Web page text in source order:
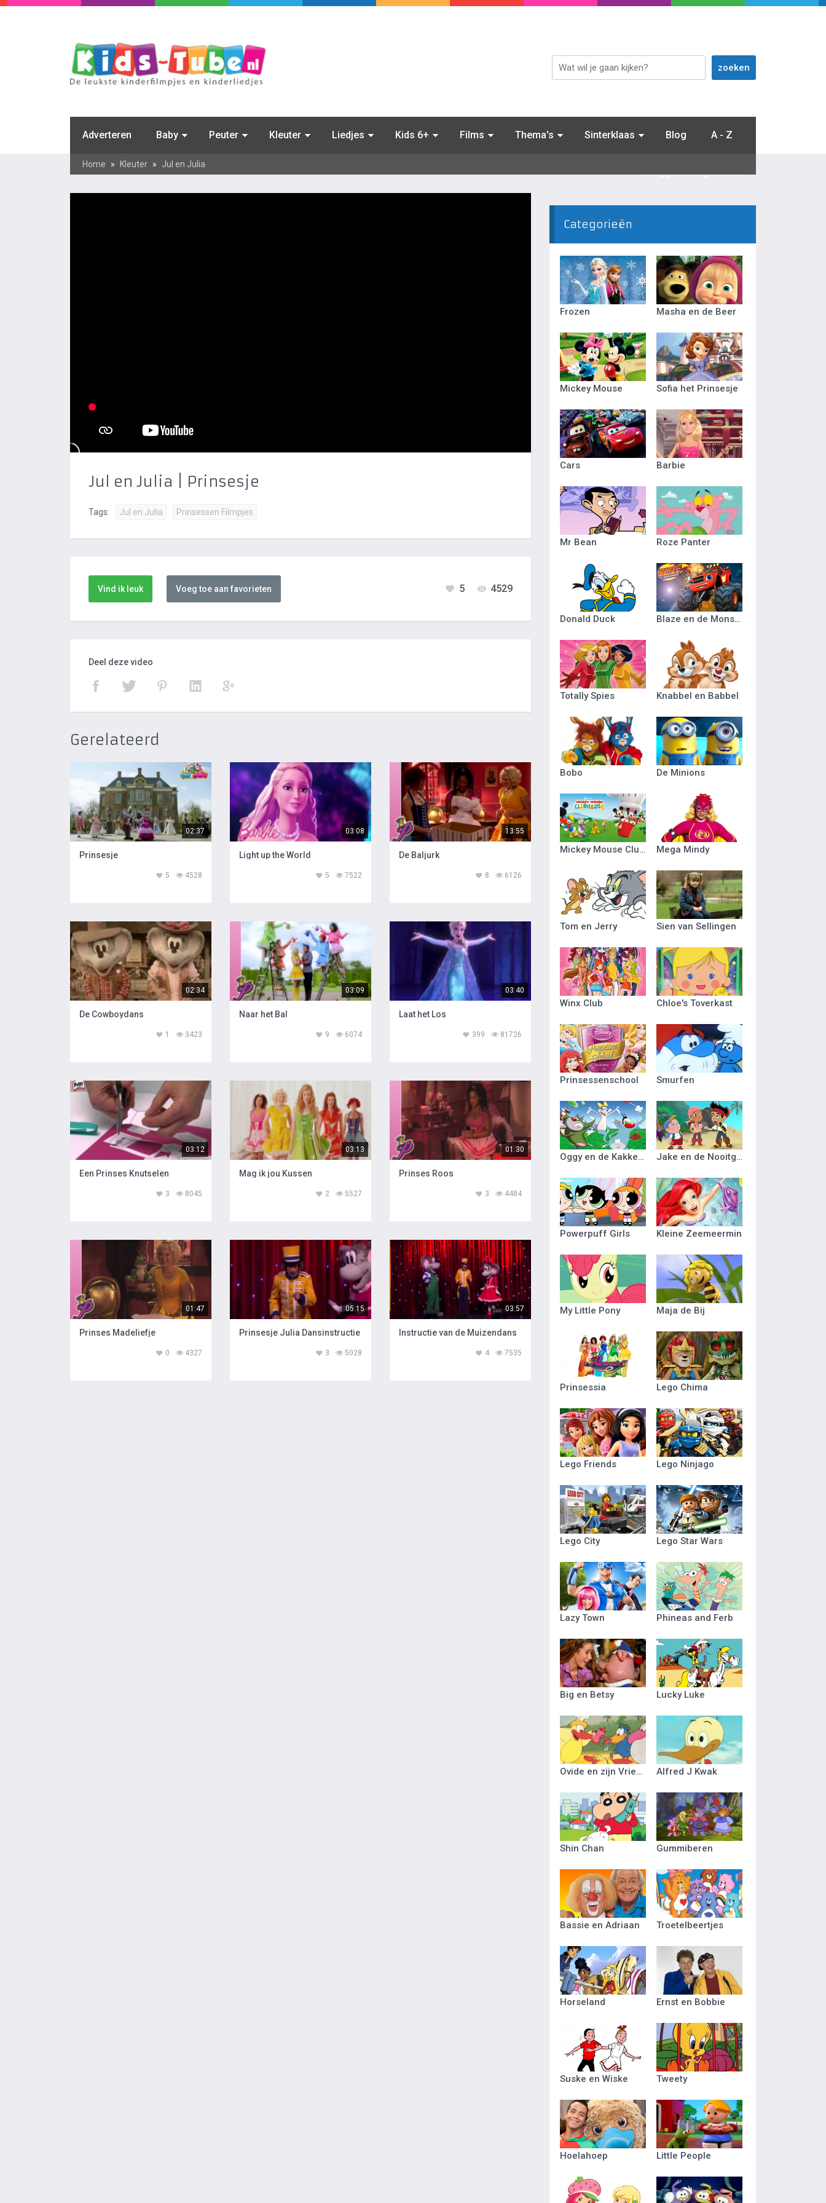
Adverteren Baby Peuter Kleuter Liedjes Kids 6+ Films Thema's Sinterklaas Blog A - Z
Inloggen / Registreren
Home » Kleuter » Jul en Julia
Jul en Julia | Prinsesje
Tags: Jul en Julia Prinsessen Filmpjes
Vind ik leuk Voeg toe aan favorieten 4529
5
Deel deze video
Gerelateerd
02:37
Prinsesje
4528
5
03:08
Light up the World
7522
5
13:55
De Baljurk
6126
8
02:34
De Cowboydans
3423
1
03:09
Naar het Bal
6074
9
03:40
Laat het Los
81726
399
03:12
Een Prinses Knutselen
8045
3
03:13
Mag ik jou Kussen
5527
2
01:30
Prinses Roos
4484
3
01:47
Prinses Madeliefje
4327
0
05:15
Prinsesje Julia Dansinstructie
5028
3
03:57
Instructie van de Muizendans
7535
4
Categorieën
Frozen Masha en de Beer
Mickey Mouse Sofia het Prinsesje
Cars Barbie
Mr Bean Roze Panter
Donald Duck Blaze en de Monsterwielen
Totally Spies Knabbel en Babbel
Bobo De Minions
Mickey Mouse Clubhuis Mega Mindy
Tom en Jerry Sien van Sellingen
Winx Club Chloe's Toverkast
Prinsessenschool Smurfen
Oggy en de Kakkerlakken Jake en de Nooitgedacht Piraten
Powerpuff Girls Kleine Zeemeermin
My Little Pony Maja de Bij
Prinsessia Lego Chima
Lego Friends Lego Ninjago
Lego City Lego Star Wars
Lazy Town Phineas and Ferb
Big en Betsy Lucky Luke
Ovide en zijn Vriendjes Alfred J Kwak
Shin Chan Gummiberen
Bassie en Adriaan Troetelbeertjes
Horseland Ernst en Bobbie
Suske en Wiske Tweety
Hoelahoep Little People